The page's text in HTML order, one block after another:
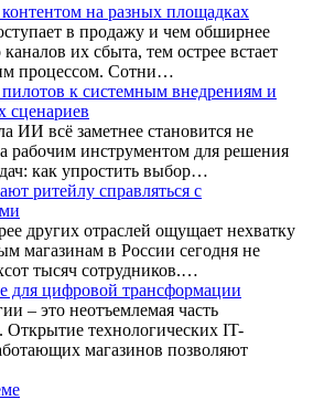
на разных площадках
в продажу и чем обширнее
их сбыта, тем острее встает
процессом. Сотни…
к системным внедрениям и
сценариев
ИИ всё заметнее становится не
рабочим инструментом для решения
как упростить выбор…
ритейлу справляться с
других отраслей ощущает нехватку
магазинам в России сегодня не
тысяч сотрудников.…
для цифровой трансформации
– это неотъемлемая часть
Открытие технологических IT-
магазинов позволяют